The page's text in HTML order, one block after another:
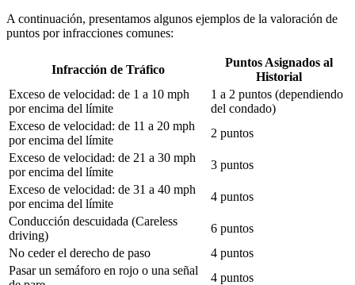
A continuación, presentamos algunos ejemplos de la valoración de
puntos por infracciones comunes:
Infracción de Tráfico
Puntos Asignados al
Historial
Exceso de velocidad: de 1 a 10 mph
por encima del límite
1 a 2 puntos (dependiendo
del condado)
Exceso de velocidad: de 11 a 20 mph
por encima del límite
2 puntos
Exceso de velocidad: de 21 a 30 mph
por encima del límite
3 puntos
Exceso de velocidad: de 31 a 40 mph
por encima del límite
4 puntos
Conducción descuidada (Careless
driving)
6 puntos
No ceder el derecho de paso
4 puntos
Pasar un semáforo en rojo o una señal
4 puntos